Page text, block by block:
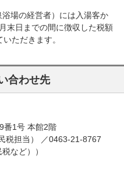
場の経営者）には入湯客か
末日までの間に徴収した税額
ただきます。
合わせ先
番1号 本館2階
税担当） ／0463-21-8767
など））